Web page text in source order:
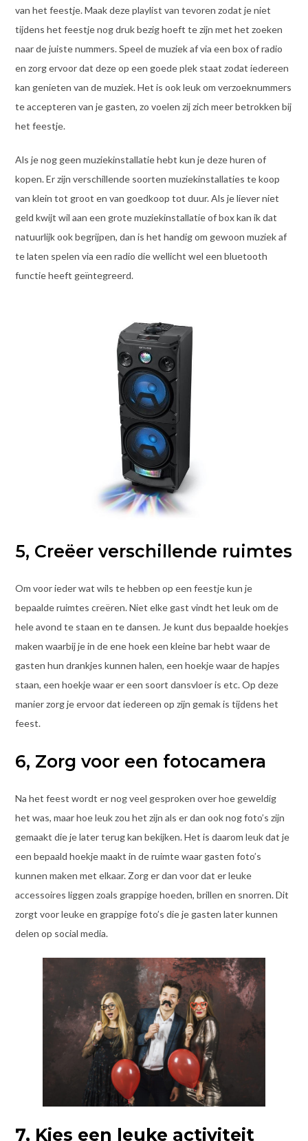
van het feestje. Maak deze playlist van tevoren zodat je niet
tijdens het feestje nog druk bezig hoeft te zijn met het zoeken
naar de juiste nummers. Speel de muziek af via een box of radio
en zorg ervoor dat deze op een goede plek staat zodat iedereen
kan genieten van de muziek. Het is ook leuk om verzoeknummers
te accepteren van je gasten, zo voelen zij zich meer betrokken bij
het feestje.
Als je nog geen muziekinstallatie hebt kun je deze huren of
kopen. Er zijn verschillende soorten muziekinstallaties te koop
van klein tot groot en van goedkoop tot duur. Als je liever niet
geld kwijt wil aan een grote muziekinstallatie of box kan ik dat
natuurlijk ook begrijpen, dan is het handig om gewoon muziek af
te laten spelen via een radio die wellicht wel een bluetooth
functie heeft geïntegreerd.
5, Creëer verschillende ruimtes
Om voor ieder wat wils te hebben op een feestje kun je
bepaalde ruimtes creëren. Niet elke gast vindt het leuk om de
hele avond te staan en te dansen. Je kunt dus bepaalde hoekjes
maken waarbij je in de ene hoek een kleine bar hebt waar de
gasten hun drankjes kunnen halen, een hoekje waar de hapjes
staan, een hoekje waar er een soort dansvloer is etc. Op deze
manier zorg je ervoor dat iedereen op zijn gemak is tijdens het
feest.
6, Zorg voor een fotocamera
Na het feest wordt er nog veel gesproken over hoe geweldig
het was, maar hoe leuk zou het zijn als er dan ook nog foto’s zijn
gemaakt die je later terug kan bekijken. Het is daarom leuk dat je
een bepaald hoekje maakt in de ruimte waar gasten foto’s
kunnen maken met elkaar. Zorg er dan voor dat er leuke
accessoires liggen zoals grappige hoeden, brillen en snorren. Dit
zorgt voor leuke en grappige foto’s die je gasten later kunnen
delen op social media.
7, Kies een leuke activiteit